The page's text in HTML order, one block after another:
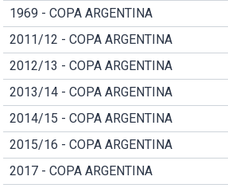
1969 - COPA ARGENTINA
2011/12 - COPA ARGENTINA
2012/13 - COPA ARGENTINA
2013/14 - COPA ARGENTINA
2014/15 - COPA ARGENTINA
2015/16 - COPA ARGENTINA
2017 - COPA ARGENTINA